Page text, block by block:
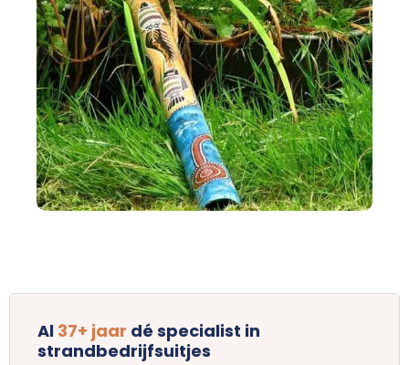
Al 37+ jaar dé specialist in
strandbedrijfsuitjes